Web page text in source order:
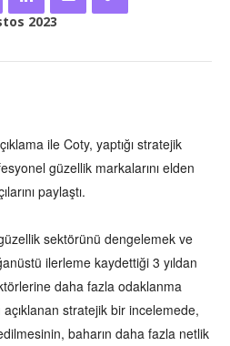
2023
ile Coty, yaptığı stratejik
güzellik markalarını elden
paylaştı.
sektörünü dengelemek ve
ilerleme kaydettiği 3 yıldan
daha fazla odaklanma
açıklanan stratejik bir incelemede,
baharın daha fazla netlik